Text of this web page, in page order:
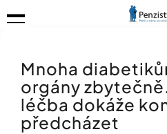
na
TIPY
PRO
PEVNÉ
ZDRAVÍ
Menu
Mnoha
orgány
léčba dokáže
předcházet
o
C
o
p
o